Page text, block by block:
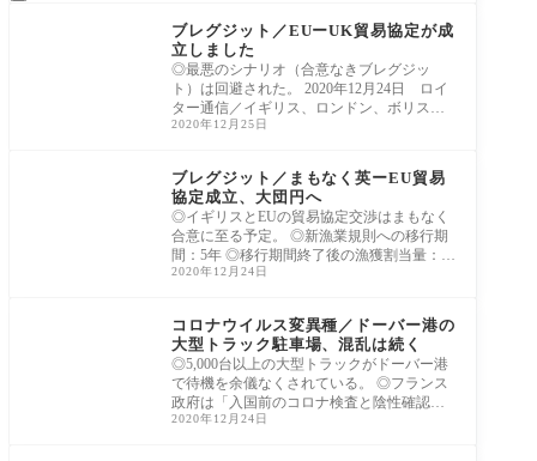
ブレグジット／EUーUK貿易協定が成
立しました
◎最悪のシナリオ（合意なきブレグジッ
ト）は回避された。 2020年12月24日 ロイ
ター通信／イギリス、ロンドン、ボリス・
ジョンソン
2020年12月25日
ブレグジット／まもなく英ーEU貿易
協定成立、大団円へ
◎イギリスとEUの貿易協定交渉はまもなく
合意に至る予定。 ◎新漁業規則への移行期
間：5年 ◎移行期間終了後の漁獲割当量：イ
ギリ
2020年12月24日
コロナウイルス変異種／ドーバー港の
大型トラック駐車場、混乱は続く
◎5,000台以上の大型トラックがドーバー港
で待機を余儀なくされている。 ◎フランス
政府は「入国前のコロナ検査と陰性確認」
を求め
2020年12月24日